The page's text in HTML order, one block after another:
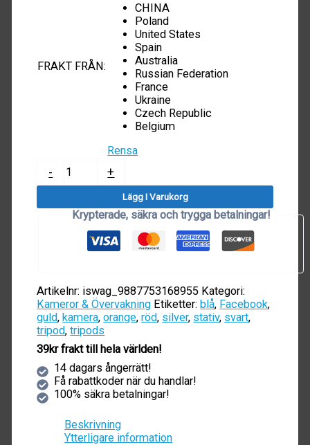
FRAKT FRÅN:
CHINA
Poland
United States
Spain
Australia
Russian Federation
France
Ukraine
Czech Republic
Belgium
Rensa
-
mängd
+
Lägg I Varukorg
Krypterade, säkra och trygga betalningar!
Artikelnr: iswag_9887753168955 Kategori:
Kameror & Övervakning Etiketter:blå, Facebook,
guld,kamera,orange,röd, silver, stativ, svart,
tripod,tripods
39kr frakt till hela världen!
14 dagars ångerrätt!
Få rabattkoder när du handlar!
100% säkra betalningar!
Beskrivning
Ytterligare information